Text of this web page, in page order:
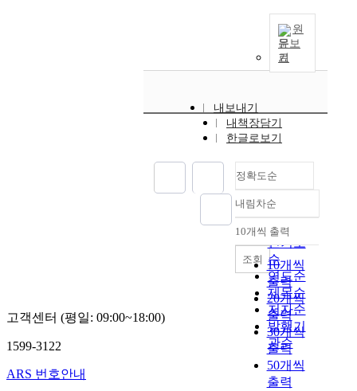
원
문보
기
내보내기
내책장담기
한글로보기
정확도순
정확도
순
인기도
순
연도순
제목순
저자순
발행기
관순
내림차순
내림차순
10개씩 출력
10개씩
출력
20개씩
출력
30개씩
출력
50개씩
출력
조회
고객센터 (평일: 09:00~18:00)
1599-3122
ARS 번호안내